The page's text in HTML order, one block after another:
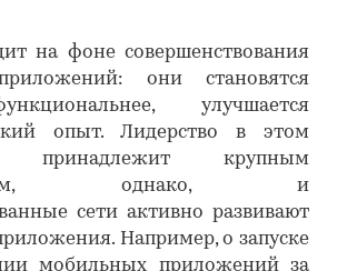
на фоне совершенствования
они становятся
улучшается
опыт. Лидерство в этом
принадлежит крупным
однако, и
сети активно развивают
Например, о запуске
мобильных приложений за